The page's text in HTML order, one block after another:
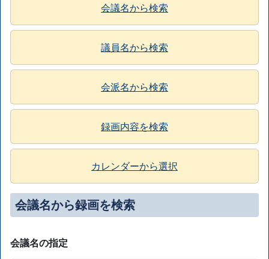
会議名から検索
議員名から検索
会派名から検索
録画内容を検索
カレンダーから選択
会議名から録画を検索
会議名の指定